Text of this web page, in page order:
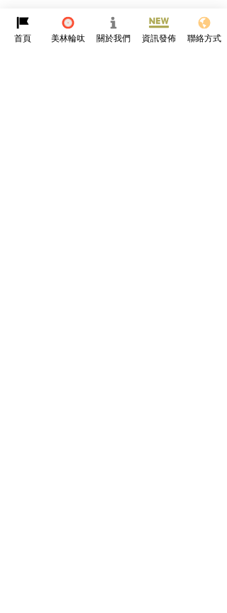
首頁 美林輪呔 關於我們 資訊發佈 聯絡方式